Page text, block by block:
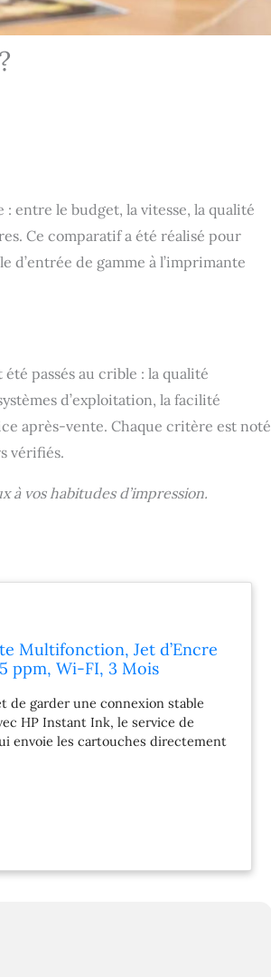
entre le budget, la vitesse, la qualité
Ce comparatif a été réalisé pour
de gamme à l’imprimante
passés au crible : la qualité
d’exploitation, la facilité
après-vente. Chaque critère est noté
vérifiés.
vos habitudes d’impression.
Multifonction, Jet d’Encre
ppm, Wi-FI, 3 Mois
de garder une connexion stable
HP Instant Ink, le service de
envoie les cartouches directement
Smart : Imprimez, numérisez et
ou ordinateur grâce à l’application
: Vitesse allant jusqu’à 7,5
pouvant atteindre 1 200 x
: Inclut un panneau de
60 feuilles Contenu de la boîte
de démarrage HP 308 noir;